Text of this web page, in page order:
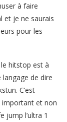
à faire
et je ne saurais
pour les
hitstop est à
langage de dire
C’est
important et non
jump l’ultra 1